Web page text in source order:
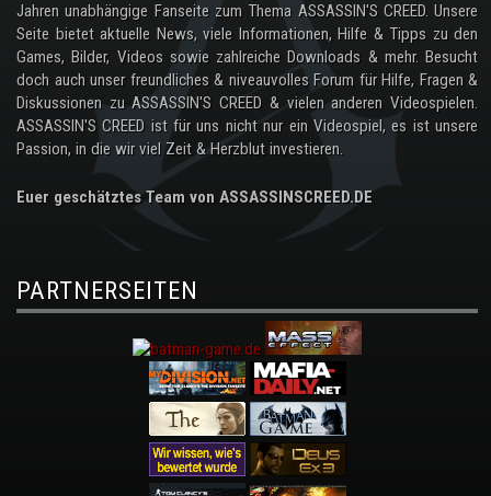
Jahren unabhängige Fanseite zum Thema ASSASSIN'S CREED. Unsere
Seite bietet aktuelle News, viele Informationen, Hilfe & Tipps zu den
Games, Bilder, Videos sowie zahlreiche Downloads & mehr. Besucht
doch auch unser freundliches & niveauvolles Forum für Hilfe, Fragen &
Diskussionen zu ASSASSIN'S CREED & vielen anderen Videospielen.
ASSASSIN'S CREED ist für uns nicht nur ein Videospiel, es ist unsere
Passion, in die wir viel Zeit & Herzblut investieren.
Euer geschätztes Team von ASSASSINSCREED.DE
PARTNERSEITEN